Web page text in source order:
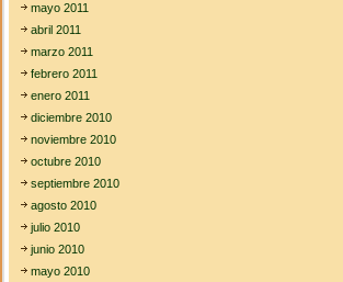
mayo 2011
abril 2011
marzo 2011
febrero 2011
enero 2011
diciembre 2010
noviembre 2010
octubre 2010
septiembre 2010
agosto 2010
julio 2010
junio 2010
mayo 2010